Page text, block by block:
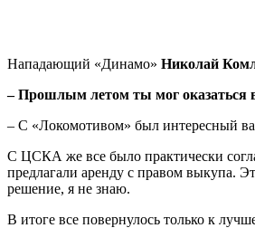
Нападающий «Динамо» Николай
– Прошлым летом ты мог
– С «Локомотивом» был интересный
С ЦСКА же все было практически
предлагали аренду с правом выкупа.
решение, я не знаю.
В итоге все повернулось только к